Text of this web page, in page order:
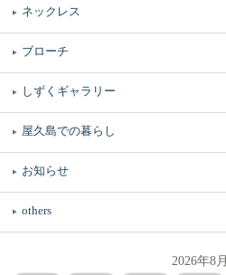
ネックレス
ブローチ
しずくギャラリー
屋久島での暮らし
お知らせ
others
2026年8月